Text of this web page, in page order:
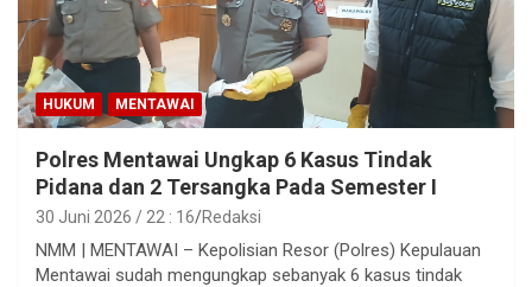
HUKUM MENTAWAI
Polres Mentawai Ungkap 6 Kasus Tindak
Pidana dan 2 Tersangka Pada Semester I
30 Juni 2026 / 22 : 16 Redaksi
NMM | MENTAWAI – Kepolisian Resor (Polres) Kepulauan
Mentawai sudah mengungkap sebanyak 6 kasus tindak